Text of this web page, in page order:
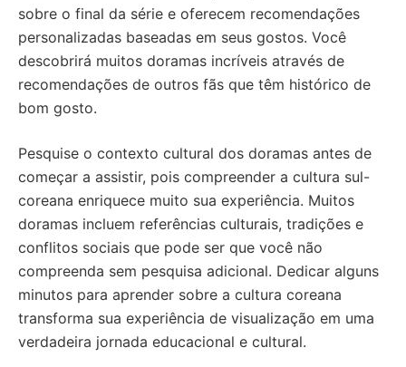
sobre o final da série e oferecem recomendações
personalizadas baseadas em seus gostos. Você
descobrirá muitos doramas incríveis através de
recomendações de outros fãs que têm histórico de
bom gosto.
Pesquise o contexto cultural dos doramas antes de
começar a assistir, pois compreender a cultura sul-
coreana enriquece muito sua experiência. Muitos
doramas incluem referências culturais, tradições e
conflitos sociais que pode ser que você não
compreenda sem pesquisa adicional. Dedicar alguns
minutos para aprender sobre a cultura coreana
transforma sua experiência de visualização em uma
verdadeira jornada educacional e cultural.